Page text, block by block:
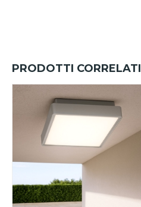
PRODOTTI CORRELATI